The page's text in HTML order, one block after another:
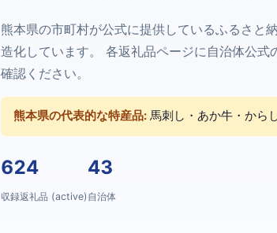
熊本県の市町村が公式に提供しているふるさと
造化しています。 各返礼品ページに自治体公
確認ください。
熊本県の代表的な特産品: 馬刺し・あか牛・から
624
収録返礼品 (active)
43
自治体